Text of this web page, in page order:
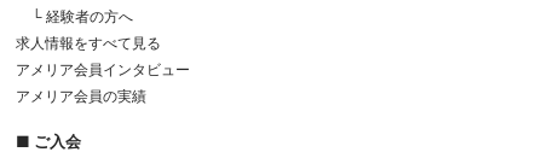
└ 経験者の方へ
求人情報をすべて見る
アメリア会員インタビュー
アメリア会員の実績
■ ご入会